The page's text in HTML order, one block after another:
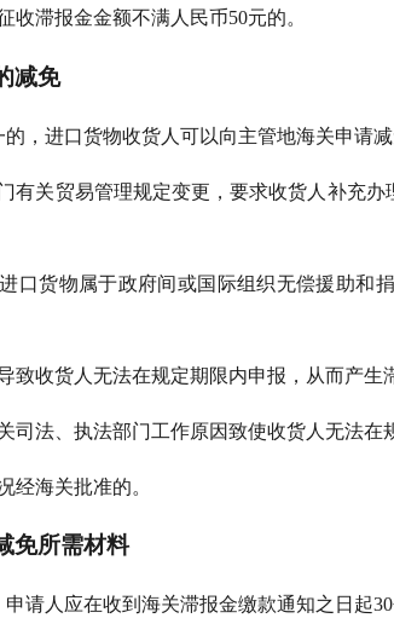
收滞报金金额不满人民币50元的。
减免
，进口货物收货人可以向主管地海关申请减
有关贸易管理规定变更，要求收货人补充
口货物属于政府间或国际组织无偿援助和
致收货人无法在规定期限内申报，从而产生
司法、执法部门工作原因致使收货人无法在
经海关批准的。
免所需材料
请人应在收到海关滞报金缴款通知之日起